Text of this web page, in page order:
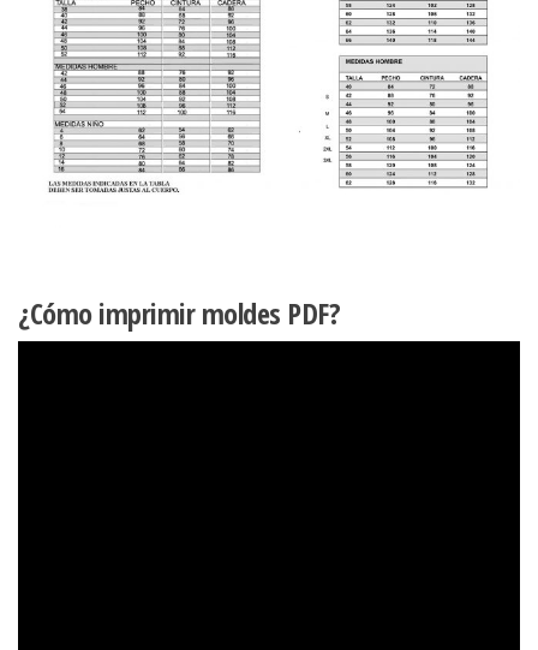
¿Cómo imprimir moldes PDF?